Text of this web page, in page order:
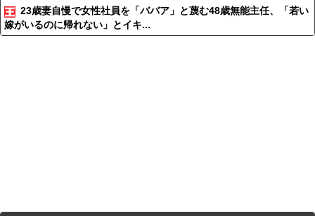
23歳妻自慢で女性社員を「ババア」と蔑む48歳無能主任、「若い
嫁がいるのに帰れない」とイキ...